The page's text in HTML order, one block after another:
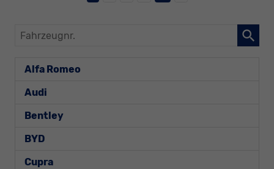
Fahrzeugnr.
Alfa Romeo
Audi
Bentley
BYD
Cupra